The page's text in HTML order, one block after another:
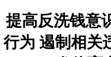
提高反洗钱意
行为 遏制相关